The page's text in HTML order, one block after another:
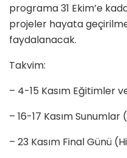
programa 31 Ekim’e
projeler hayata
faydalanacak.
Takvim:
– 4-15 Kasım Eğitimler
– 16-17 Kasım Sunumlar
– 23 Kasım Final Günü